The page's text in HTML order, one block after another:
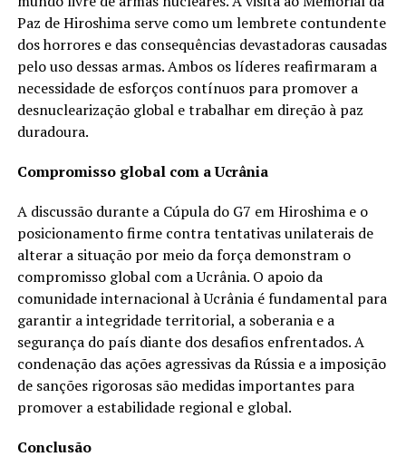
Paz de Hiroshima serve como um lembrete contundente
dos horrores e das consequências devastadoras causadas
pelo uso dessas armas. Ambos os líderes reafirmaram a
necessidade de esforços contínuos para promover a
desnuclearização global e trabalhar em direção à paz
duradoura.
Compromisso global com a Ucrânia
A discussão durante a Cúpula do G7 em Hiroshima e o
posicionamento firme contra tentativas unilaterais de
alterar a situação por meio da força demonstram o
compromisso global com a Ucrânia. O apoio da
comunidade internacional à Ucrânia é fundamental para
garantir a integridade territorial, a soberania e a
segurança do país diante dos desafios enfrentados. A
condenação das ações agressivas da Rússia e a imposição
de sanções rigorosas são medidas importantes para
promover a estabilidade regional e global.
Conclusão